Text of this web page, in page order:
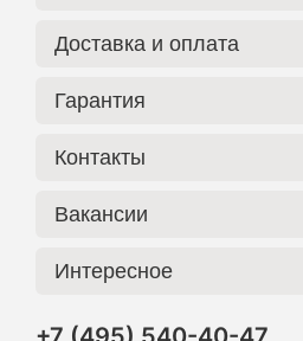
Доставка и оплата
Гарантия
Контакты
Вакансии
Интересное